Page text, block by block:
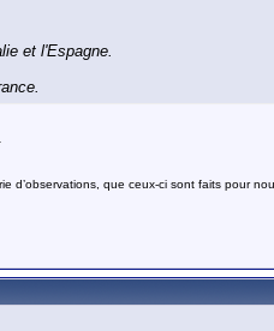
et l'Espagne.
que ceux-ci sont faits pour